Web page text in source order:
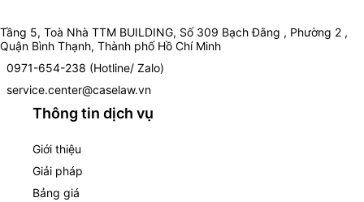
Tầng 5, Toà Nhà TTM BUILDING, Số 309 Bạch Đằng , Phường 2 ,
Quận Bình Thạnh, Thành phố Hồ Chí Minh
0971-654-238 (Hotline/ Zalo)
service.center@caselaw.vn
Thông tin dịch vụ
Giới thiệu
Giải pháp
Bảng giá